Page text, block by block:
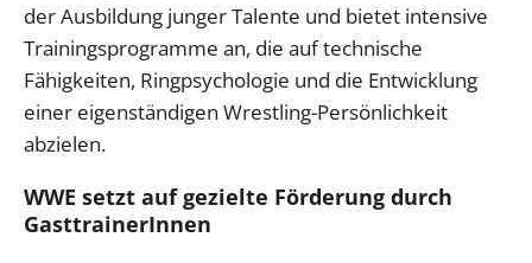
der Ausbildung junger Talente und bietet intensive
Trainingsprogramme an, die auf technische
Fähigkeiten, Ringpsychologie und die Entwicklung
einer eigenständigen Wrestling-Persönlichkeit
abzielen.
WWE setzt auf gezielte Förderung durch
GasttrainerInnen